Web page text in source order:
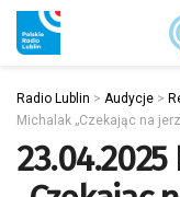
Radio Lublin > Audycje >
Michalak „Czekając na